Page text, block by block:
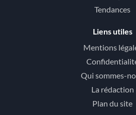
Tendances
Liens utiles
Mentions
Qui sommes-
La rédaction
Plan du site